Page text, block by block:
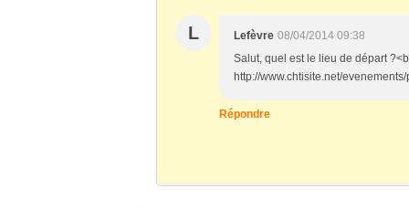
L Lefèvre 08/04/2014 09:38
Salut, quel est le lieu de départ
http://www.chtisite.net/
Répondre